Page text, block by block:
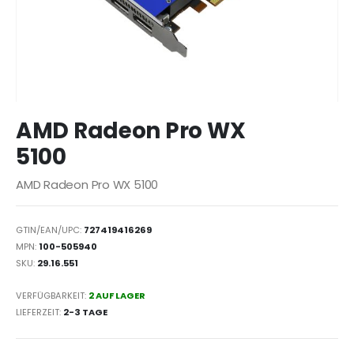
Anfang
der
Bildergalerie
AMD Radeon Pro WX
5100
AMD Radeon Pro WX 5100
GTIN/EAN/UPC: 727419416269
MPN:100-505940
SKU: 29.16.551
VERFÜGBARKEIT: 2 AUF LAGER
LIEFERZEIT 2-3 TAGE